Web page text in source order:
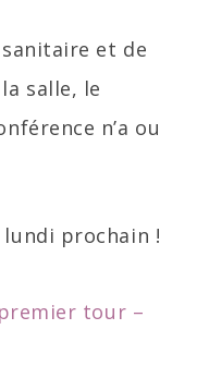
et de
salle, le
n’a ou
prochain !
tour –